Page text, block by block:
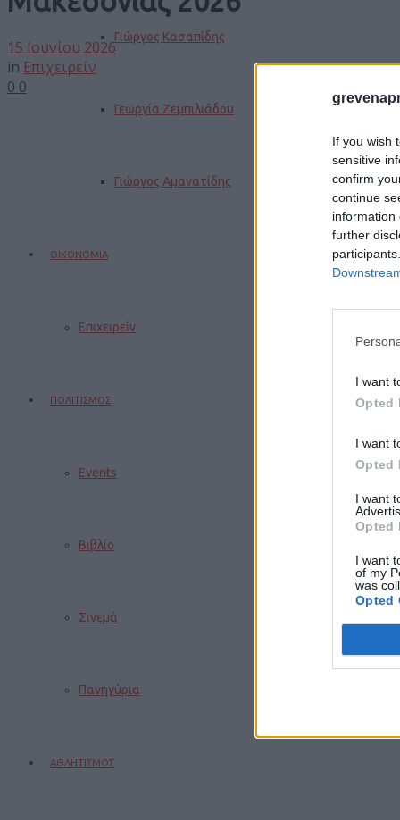
If you wish
sensitive
confirm
continue
information
further
I want
Opted
I want
Opted
I want
Opted
I want
of my
was
Opted
Γιώργος Κασαπίδης
Γεωργία Ζεμπιλιάδου
Γιώργος Αμανατίδης
ΟΙΚΟΝΟΜΙΑ
Επιχειρείν
ΠΟΛΙΤΙΣΜΟΣ
Events
Βιβλίο
Σινεμά
Πανηγύρια
ΑΘΛΗΤΙΣΜΟΣ
15 Ιουνίου 2026
in Επιχειρείν
0 0